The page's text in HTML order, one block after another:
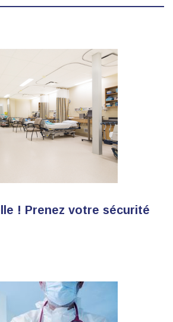
! Prenez votre sécurité